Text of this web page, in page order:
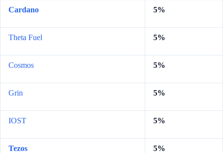
Cardano 5%
Theta Fuel 5%
Cosmos 5%
Grin 5%
IOST 5%
Tezos 5%